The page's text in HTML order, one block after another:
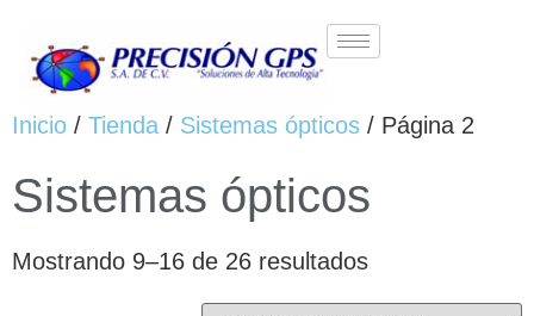
Inicio / Tienda / Sistemas ópticos / Página 2
Sistemas ópticos
Mostrando 9–16 de 26 resultados